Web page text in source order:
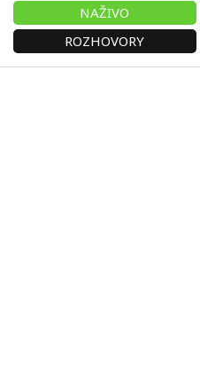
NAŽIVO
ROZHOVORY